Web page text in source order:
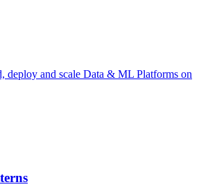
deploy and scale Data & ML Platforms on